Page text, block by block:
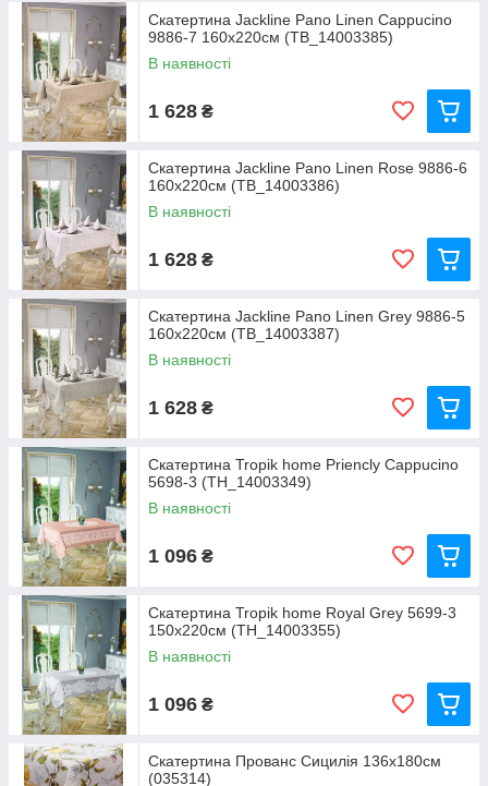
Скатертина Jackline Pano Linen Cappucino
9886-7 160x220см (TB_14003385)
В наявності
1 628 ₴
Скатертина Jackline Pano Linen Rose 9886-6
160х220см (TB_14003386)
В наявності
1 628 ₴
Скатертина Jackline Pano Linen Grey 9886-5
160х220см (TB_14003387)
В наявності
1 628 ₴
Скатертина Tropik home Priencly Cappucino
5698-3 (TH_14003349)
В наявності
1 096 ₴
Скатертина Tropik home Royal Grey 5699-3
150х220см (TH_14003355)
В наявності
1 096 ₴
Скатертина Прованс Сицилія 136x180см
(035314)